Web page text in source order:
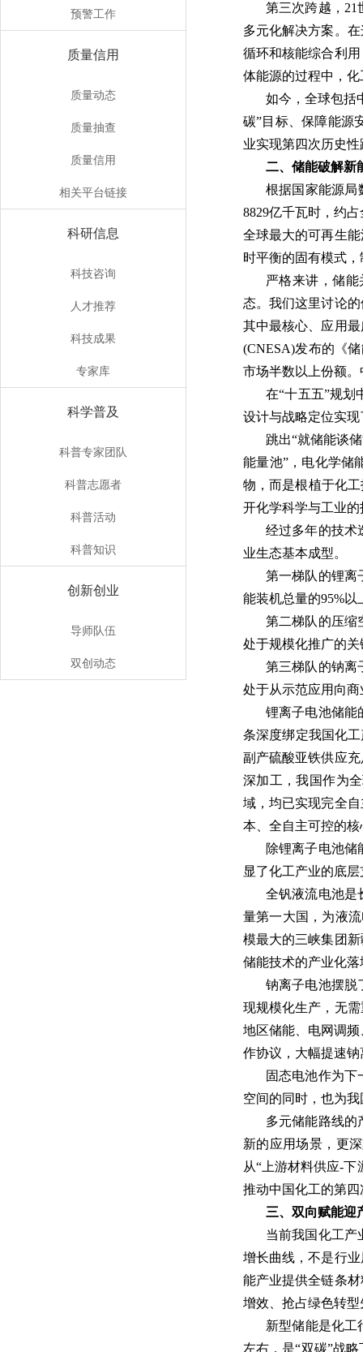
预警工作
质量信用
质量动态
质量抽查
质量信用
相关平台链接
科研信息
科技咨询
人才推荐
科技成果
专家库
科学普及
科普专家团队
科普志愿者
科普活动
科普知识
创新创业
导师队伍
双创动态
第三次跨越，21
多元化解决方案。
循环和核能综合利
体能源的过程中，
如今，全球包括
碳”目标、保障能源
业实现第四次历史性
二、储能破解新
根据国家能源局
8829亿千瓦时，约
全球最大的可再生
时平衡的固有模式
严格来讲，储
态。我们这里讨论
其中最核心、应用
(CNESA)发布的《
市场半数以上份额
在“十五五”规划
设计与战略定位实
跳出“就储能谈
能量池”，电化学储
物，而是根植于化
开化学科学与工业的
经过多年的技术
业生态基本成型。
第一梯队的锂离
能装机总量的95%
第二梯队的压缩
处于规模化推广的
第三梯队的钠离
处于从示范应用向
锂离子电池储能
条深度绑定我国化
副产硫酸亚铁供应
深加工，我国作为
域，均已实现完全
本、全自主可控的
除锂离子电池储
显了化工产业的底
全钒液流电池是
量第一大国，为液
模最大的三峡集团
储能技术的产业化
钠离子电池摆脱
现规模化生产，无
地区储能、电网调
作协议，大幅提速
固态电池作为下
空间的同时，也为
多元储能路线的
新的应用场景，更
从“上游材料供应-
推动中国化工的第
三、双向赋能迎
当前我国化工产
增长曲线，不是行
能产业提供全链条
增效、抢占绿色转
新型储能是化工
左右，是“双碳”战